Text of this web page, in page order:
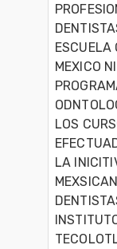
ESCUELA
MEXICO
LOS
LA